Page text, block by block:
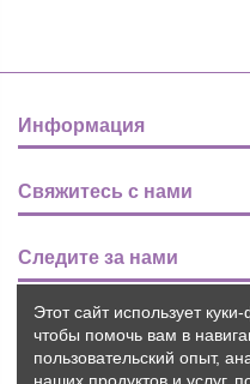
Информация
Свяжитесь с нами
Следите за нами
Новости
Этот сайт использует
чтобы помочь вам в
пользовательский опыт,